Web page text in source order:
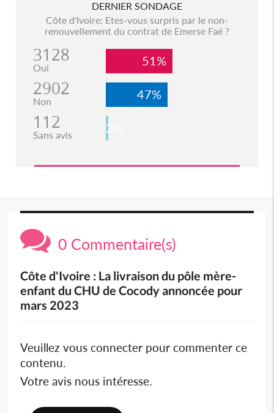
DERNIER SONDAGE
Côte d'Ivoire: Etes-vous surpris par le non-
renouvellement du contrat de Emerse Faé ?
3128
Oui 51%
2902
Non 47%
112
Sans avis 2%
0 Commentaire(s)
Côte d'Ivoire : La livraison du pôle mère-
enfant du CHU de Cocody annoncée pour
mars 2023
Veuillez vous connecter pour commenter ce
contenu.
Votre avis nous intéresse.